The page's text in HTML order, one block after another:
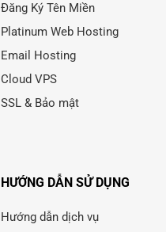
Đăng Ký Tên Miền
Platinum Web Hosting
Email Hosting
Cloud VPS
SSL & Bảo mật
HƯỚNG DẪN SỬ DỤNG
Hướng dẫn dịch vụ